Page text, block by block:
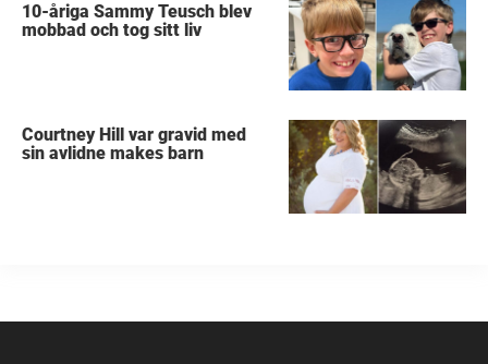
10-åriga Sammy Teusch blev
mobbad och tog sitt liv
Courtney Hill var gravid med
sin avlidne makes barn